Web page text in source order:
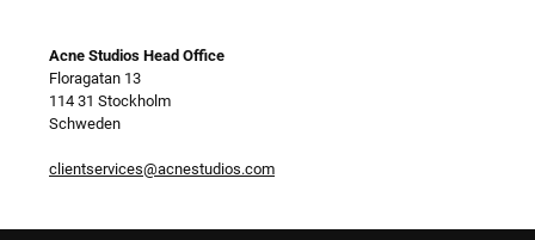
Acne Studios Head Office
Floragatan 13
114 31 Stockholm
Schweden
clientservices@acnestudios.com